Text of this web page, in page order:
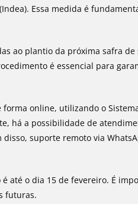
Essa medida é
ao plantio da próxima safra
é essencial para
online, utilizando o
há a possibilidade de
suporte remoto via
até o dia 15 de fevereiro. É
futuras.